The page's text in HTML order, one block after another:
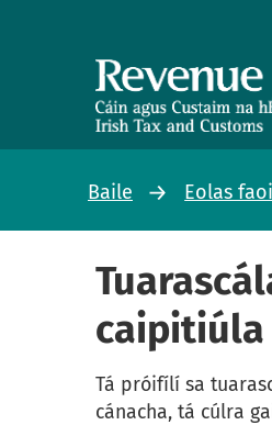
Baile Eolas
caipitiúla
Tá próifílí sa
cánacha, tá cúlra